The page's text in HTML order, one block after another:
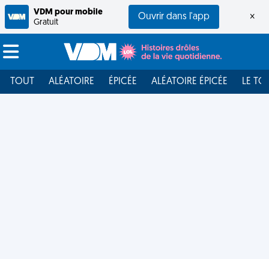
VDM pour mobile
Gratuit
Ouvrir dans l'app ×
TOUT ALÉATOIRE ÉPICÉE ALÉATOIRE ÉPICÉE LE